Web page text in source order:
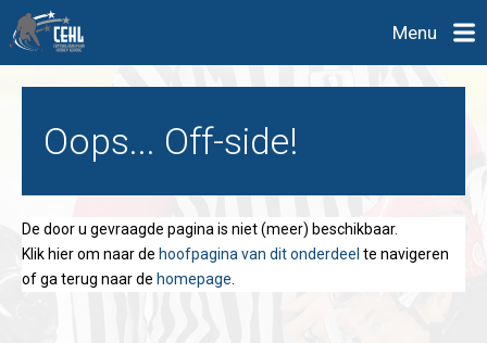
Menu
Oops... Off-side!
De door u gevraagde pagina is niet (meer) beschikbaar.
Klik hier om naar de hoofpagina van dit onderdeel te navigeren
of ga terug naar de homepage